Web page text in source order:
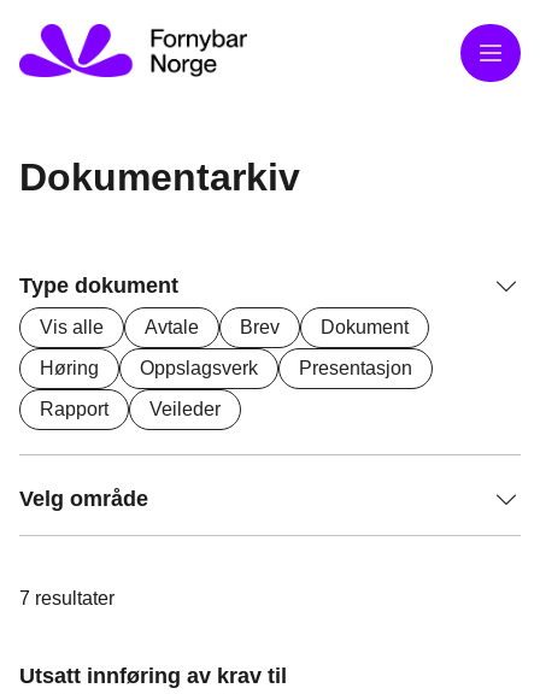
Meny
Dokumentarkiv
Type dokument
Vis alle Avtale Brev
Dokument
Høring
Oppslagsverk
Presentasjon
Rapport
Veileder
Velg område
7 resultater
Utsatt innføring av krav til